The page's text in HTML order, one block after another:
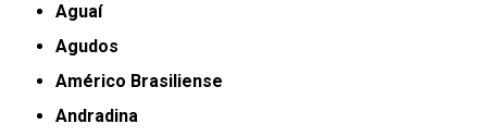
Aguaí
Agudos
Américo Brasiliense
Andradina